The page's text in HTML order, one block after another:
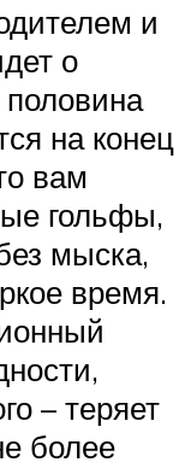
и
о
на конец
вам
гольфы,
мыска,
время.
– теряет
более